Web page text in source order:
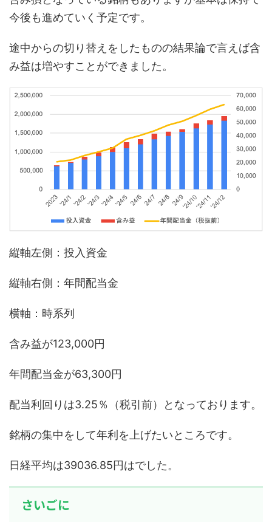
今後も進めていく予定です。
途中からの切り替えをしたものの結果論で言えば含
み益は増やすことができました。
縦軸左側：投入資金
縦軸右側：年間配当金
横軸：時系列
含み益が123,000円
年間配当金が63,300円
配当利回りは3.25％（税引前）となっております。
銘柄の集中をして年利を上げたいところです。
日経平均は39036.85円はでした。
さいごに